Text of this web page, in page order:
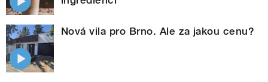
Nová vila pro Brno. Ale za jakou cenu?